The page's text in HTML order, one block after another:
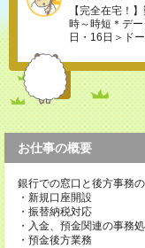
【完全在宅！
時～時短＊デ
日・16日＞ド
お仕事の概要
銀行での窓口と後方事務
・新規口座開設
・振替納税対応
・入金、預金関連の事務
・預金後方業務